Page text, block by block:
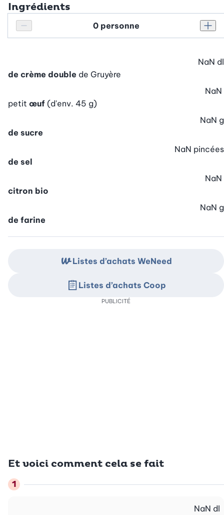
Ingrédients
Réduire le nombre de personnes
Personnes
de crème double de Gruyère
NaN dl
petit œuf (d'env. 45 g)
NaN
de sucre
NaN g
de sel
NaN pincées
citron bio
NaN
de farine
NaN g
Et voici comment cela se fait
NaN dl
Listes d’achats WeNeed
Listes d’achats Coop
PUBLICITÉ